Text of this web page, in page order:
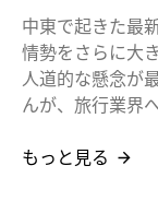
中東で起きた最
情勢をさらに大
人道的な懸念が
んが、旅行業界
もっと見る